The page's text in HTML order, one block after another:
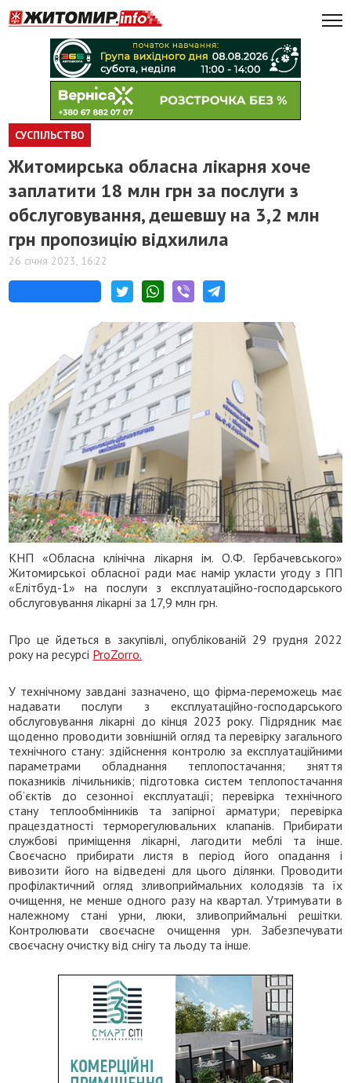
СУСПІЛЬСТВО
Житомирська обласна лікарня хоче
заплатити 18 млн грн за послуги з
обслуговування, дешевшу на 3,2 млн
грн пропозицію відхилила
26 січня 2023, 16:22
КНП «Обласна клінічна лікарня ім. О.Ф. Гербачевського»
Житомирської обласної ради має намір укласти угоду з ПП
«Елітбуд-1» на послуги з експлуатаційно-господарського
обслуговування лікарні за 17,9 млн грн.
Про це йдеться в закупівлі, опублікованій 29 грудня 2022
року на ресурсі ProZorro.
У технічному завдані зазначено, що фірма-переможець має
надавати послуги з експлуатаційно-господарського
обслуговування лікарні до кінця 2023 року. Підрядник має
щоденно проводити зовнішній огляд та перевірку загального
технічного стану: здійснення контролю за експлуатаційними
параметрами обладнання теплопостачання; зняття
показників лічильників; підготовка систем теплопостачання
об’єктів до сезонної експлуатації; перевірка технічного
стану теплообмінників та запірної арматури; перевірка
працездатності терморегулювальних клапанів. Прибирати
службові приміщення лікарні, лагодити меблі та інше.
Своєчасно прибирати листя в період його опадання і
вивозити його на відведені для цього ділянки. Проводити
профілактичний огляд зливоприймальних колодязів та їх
очищення, не менше одного разу на квартал. Утримувати в
належному стані урни, люки, зливоприймальні решітки.
Контролювати своєчасне очищення урн. Забезпечувати
своєчасну очистку від снігу та льоду та інше.